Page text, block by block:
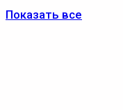
Показать все